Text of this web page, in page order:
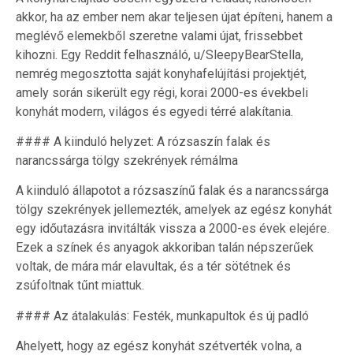
akkor, ha az ember nem akar teljesen újat építeni, hanem a
meglévő elemekből szeretne valami újat, frissebbet
kihozni. Egy Reddit felhasználó, u/SleepyBearStella,
nemrég megosztotta saját konyhafelújítási projektjét,
amely során sikerült egy régi, korai 2000-es évekbeli
konyhát modern, világos és egyedi térré alakítania.
#### A kiinduló helyzet: A rózsaszín falak és
narancssárga tölgy szekrények rémálma
A kiinduló állapotot a rózsaszínű falak és a narancssárga
tölgy szekrények jellemezték, amelyek az egész konyhát
egy időutazásra invitálták vissza a 2000-es évek elejére.
Ezek a színek és anyagok akkoriban talán népszerűek
voltak, de mára már elavultak, és a tér sötétnek és
zsúfoltnak tűnt miattuk.
#### Az átalakulás: Festék, munkapultok és új padló
Ahelyett, hogy az egész konyhát szétverték volna, a